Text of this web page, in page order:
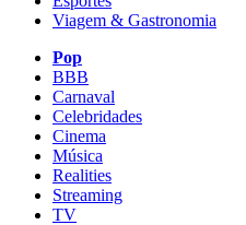
Viagem & Gastronomia
Pop
BBB
Carnaval
Celebridades
Cinema
Música
Realities
Streaming
TV